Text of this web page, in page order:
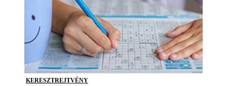
KERESZTREJTVÉNY